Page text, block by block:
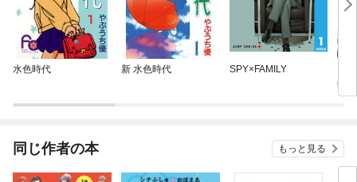
水色時代 新 水色時代 SPY×FAMILY
年
ベ
同じ作者の本 もっと見る